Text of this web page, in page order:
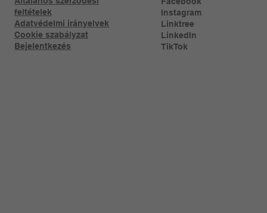
feltételek
Adatvédelmi irányelvek
Cookie szabályzat
Bejelentkezés
Instagram
Linktree​
LinkedIn
TikTok